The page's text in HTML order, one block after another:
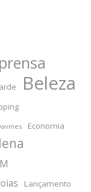
Beleza
Economia
Lançamento